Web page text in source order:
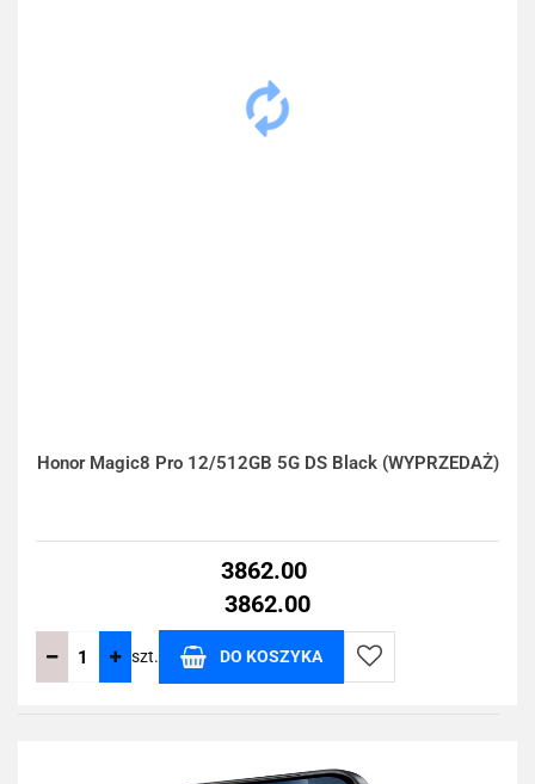
Honor Magic8 Pro 12/512GB 5G DS Black (WYPRZEDAŻ)
3862.00
3862.00
szt. DO KOSZYKA
Do